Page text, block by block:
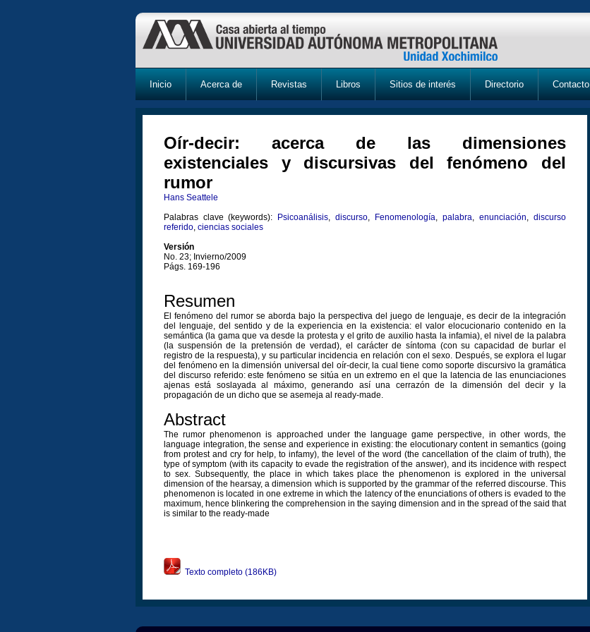
Inicio Acerca de Revistas Libros Sitios de interés Directorio Contacto
Oír-decir: acerca de las dimensiones
existenciales y discursivas del fenómeno del
rumor
Hans Seattele
Palabras clave (keywords): Psicoanálisis discurso Fenomenología palabra enunciación
discurso
referido ciencias sociales
Versión
No. 23; Invierno/2009
Págs. 169-196
Resumen
El fenómeno del rumor se aborda bajo la perspectiva del juego de lenguaje, es decir de la integración
del lenguaje, del sentido y de la experiencia en la existencia: el valor elocucionario contenido en la
semántica (la gama que va desde la protesta y el grito de auxilio hasta la infamia), el nivel de la palabra
(la suspensión de la pretensión de verdad), el carácter de síntoma (con su capacidad de burlar el
registro de la respuesta), y su particular incidencia en relación con el sexo. Después, se explora el lugar
del fenómeno en la dimensión universal del oír-decir, la cual tiene como soporte discursivo la gramática
del discurso referido: este fenómeno se sitúa en un extremo en el que la latencia de las enunciaciones
ajenas está soslayada al máximo, generando así una cerrazón de la dimensión del decir y la
propagación de un dicho que se asemeja al ready-made.
Abstract
The rumor phenomenon is approached under the language game perspective, in other words, the
language integration, the sense and experience in existing: the elocutionary content in semantics (going
from protest and cry for help, to infamy), the level of the word (the cancellation of the claim of truth), the
type of symptom (with its capacity to evade the registration of the answer), and its incidence with respect
to sex. Subsequently, the place in which takes place the phenomenon is explored in the universal
dimension of the hearsay, a dimension which is supported by the grammar of the referred discourse. This
phenomenon is located in one extreme in which the latency of the enunciations of others is evaded to the
maximum, hence blinkering the comprehension in the saying dimension and in the spread of the said that
is similar to the ready-made
Texto completo (186KB)